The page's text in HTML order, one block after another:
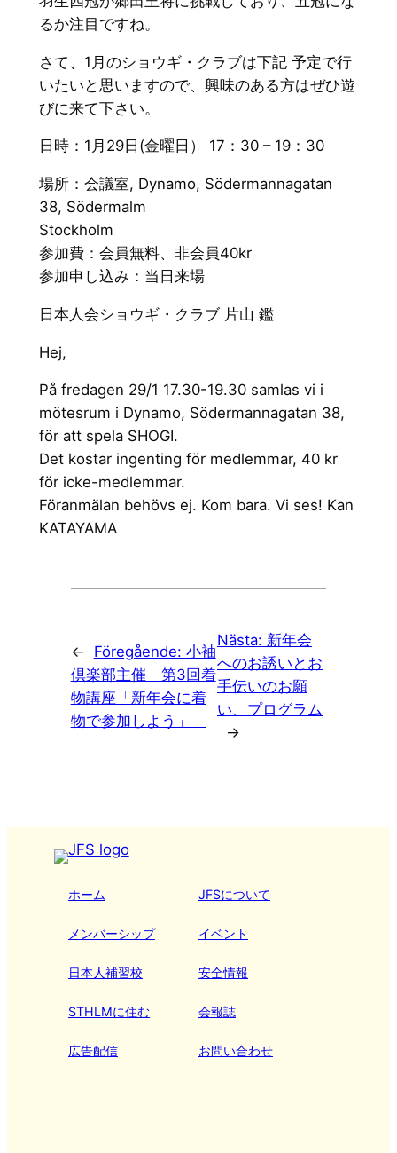
るか注目ですね。
さて、1月のショウギ・クラブは下記 予定で行
いたいと思いますので、興味のある方はぜひ遊
びに来て下さい。
日時：1月29日(金曜日） 17：30 – 19：30
場所：会議室, Dynamo, Södermannagatan
38, Södermalm
Stockholm
参加費：会員無料、非会員40kr
参加申し込み：当日来場
日本人会ショウギ・クラブ 片山 鑑
Hej,
På fredagen 29/1 17.30-19.30 samlas vi i
mötesrum i Dynamo, Södermannagatan 38,
för att spela SHOGI.
Det kostar ingenting för medlemmar, 40 kr
för icke-medlemmar.
Föranmälan behövs ej. Kom bara. Vi ses! Kan
KATAYAMA
← Föregående: 小袖
倶楽部主催 第3回着
物講座「新年会に着
物で参加しよう」
Nästa: 新年会
へのお誘いとお
手伝いのお願
い、プログラム
→
ホーム
メンバーシップ
日本人補習校
STHLMに住む
広告配信
JFSについて
イベント
安全情報
会報誌
お問い合わせ